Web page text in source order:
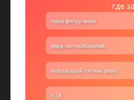
где
пара фигур вниз
евра непокАбелима
небольшой гэпчик вниз
1,18